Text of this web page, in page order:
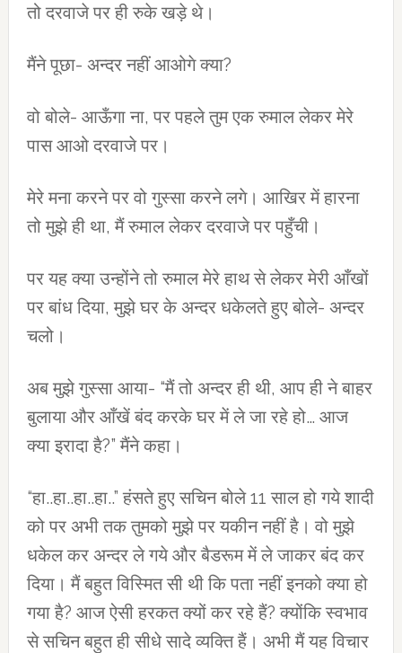
तो दरवाजे पर ही रुके खड़े थे।
मैंने पूछा- अन्‍दर नहीं आओगे क्‍या?
वो बोले- आऊँगा ना, पर पहले तुम एक रुमाल लेकर मेरे
पास आओ दरवाजे पर।
मेरे मना करने पर वो गुस्‍सा करने लगे। आखिर में हारना
तो मुझे ही था, मैं रुमाल लेकर दरवाजे पर पहुँची।
पर यह क्‍या उन्‍होंने तो रुमाल मेरे हाथ से लेकर मेरी आँखों
पर बांध दिया, मुझे घर के अन्‍दर धकेलते हुए बोले- अन्दर
चलो।
अब मुझे गुस्‍सा आया- “मैं तो अन्‍दर ही थी, आप ही ने बाहर
बुलाया और आँखें बंद करके घर में ले जा रहे हो… आज
क्‍या इरादा है?” मैंने कहा।
“हा..हा..हा..हा..” हंसते हुए सचिन बोले 11 साल हो गये शादी
को पर अभी तक तुमको मुझे पर यकीन नहीं है। वो मुझे
धकेल कर अन्‍दर ले गये और बैडरूम में ले जाकर बंद कर
दिया। मैं बहुत विस्मित सी थी कि पता नहीं इनको क्‍या हो
गया है? आज ऐसी हरकत क्‍यों कर रहे हैं? क्‍योंकि स्‍वभाव
से सचिन बहुत ही सीधे सादे व्‍यक्ति हैं। अभी मैं यह विचार